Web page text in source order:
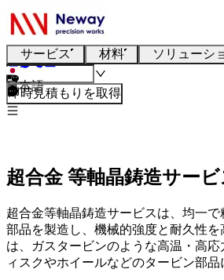
サービス 材料 ソリューシ
日本語
即時見積もりを取得
超合金 等軸晶鋳造サービ
超合金等軸晶鋳造サービスは、均一
部品を製造し、機械的強度と耐久性
は、ガスタービンのような高温・高
ィスクやホイールなどのタービン部品